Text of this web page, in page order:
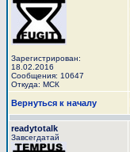
Зарегистрирован:
18.02.2016
Сообщения: 10647
Откуда: МСК
Вернуться к началу
readytotalk
Завсегдатай